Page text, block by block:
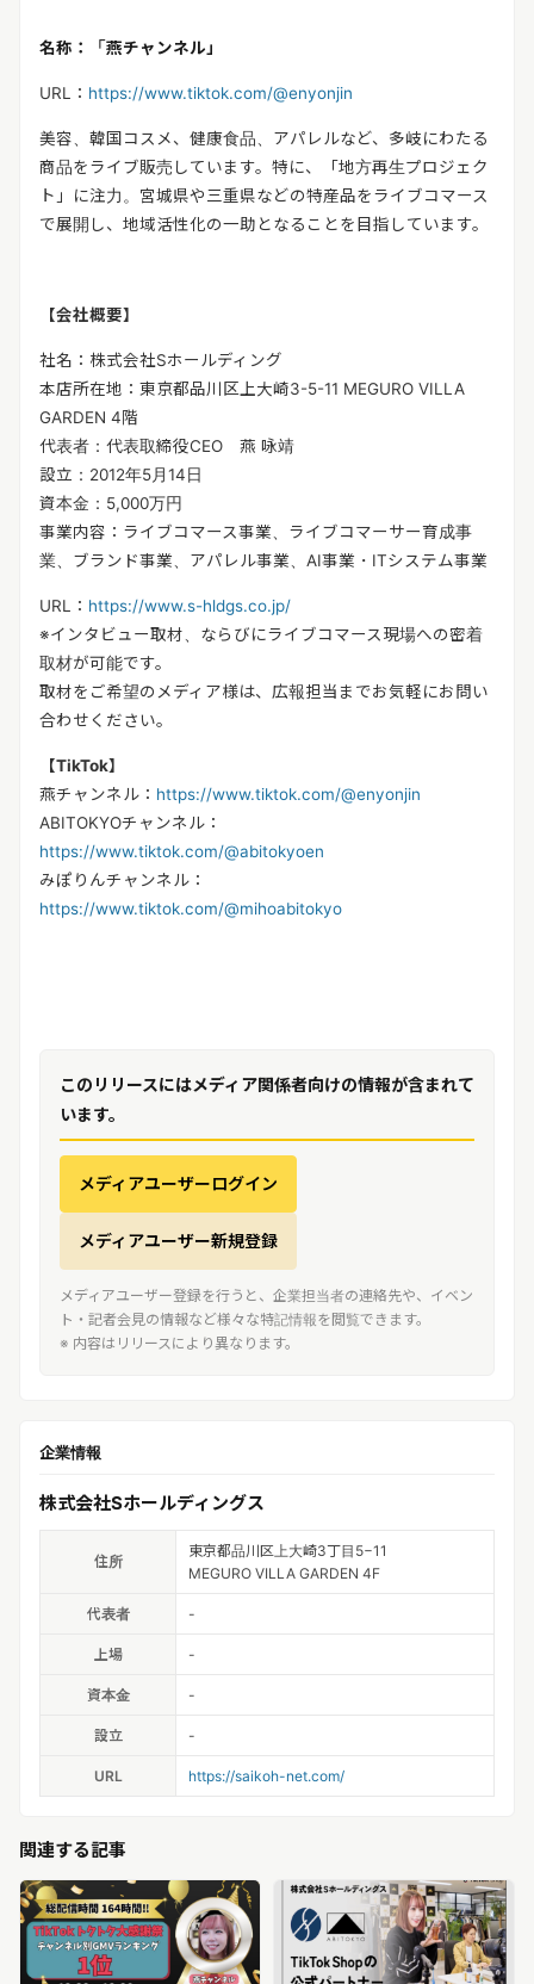
名称：「燕チャンネル」
URL ： https://www.tiktok.com/@enyonjin
美容、韓国コスメ、健康食品、アパレルなど、多岐にわたる
商品をライブ販売しています。特に、「地方再生プロジェク
ト」に注力。宮城県や三重県などの特産品をライブコマース
で展開し、地域活性化の一助となることを目指しています。
【会社概要】
社名：株式会社Sホールディング
本店所在地：東京都品川区上大崎3-5-11 MEGURO VILLA
GARDEN 4階
代表者：代表取締役CEO 燕 咏靖
設立： 2012年5月14日
資本金： 5,000万円
事業内容：ライブコマース事業、ライブコマーサー育成事
業、ブランド事業、アパレル事業、 AI事業・ ITシステム事業
URL ： https://www.s-hldgs.co.jp/
※インタビュー取材、ならびにライブコマース現場への密着
取材が可能です。
取材をご希望のメディア様は、広報担当までお気軽にお問い
合わせください。
【TikTok】
燕チャンネル： https://www.tiktok.com/@enyonjin
ABITOKYOチャンネル：
https://www.tiktok.com/@abitokyoen
みぽりんチャンネル：
https://www.tiktok.com/@mihoabitokyo
このリリースにはメディア関係者向けの情報が含まれて
います。
メディアユーザーログイン
メディアユーザー新規登録
メディアユーザー登録を行うと、企業担当者の連絡先や、イベン
ト・記者会見の情報など様々な特記情報を閲覧できます。
※ 内容はリリースにより異なります。
企業情報
株式会社Sホールディングス
住所
東京都品川区上大崎3丁目5−11
MEGURO VILLA GARDEN 4F
代表者 -
上場 -
資本金 -
設立 -
URL https://saikoh-net.com/
関連する記事